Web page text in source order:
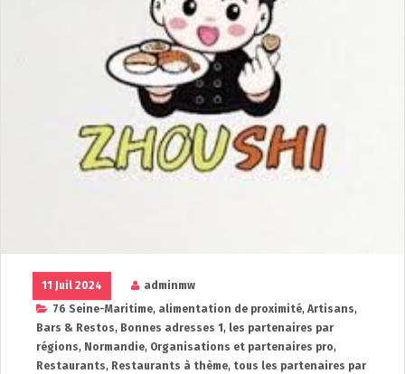
11 Juil 2024
adminmw
76 Seine-Maritime, alimentation de proximité, Artisans,
Bars & Restos, Bonnes adresses 1 , les partenaires par
régions, Normandie, Organisations et partenaires pro,
Restaurants, Restaurants à thème, tous les partenaires par